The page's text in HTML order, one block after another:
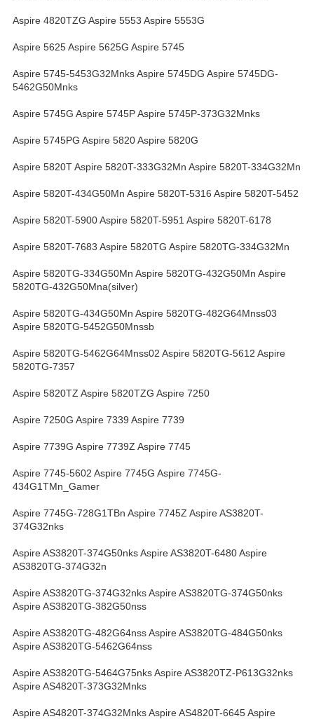
Aspire 4820TZG Aspire 5553 Aspire 5553G
Aspire 5625 Aspire 5625G Aspire 5745
Aspire 5745-5453G32Mnks Aspire 5745DG Aspire 5745DG-
5462G50Mnks
Aspire 5745G Aspire 5745P Aspire 5745P-373G32Mnks
Aspire 5745PG Aspire 5820 Aspire 5820G
Aspire 5820T Aspire 5820T-333G32Mn Aspire 5820T-334G32Mn
Aspire 5820T-434G50Mn Aspire 5820T-5316 Aspire 5820T-5452
Aspire 5820T-5900 Aspire 5820T-5951 Aspire 5820T-6178
Aspire 5820T-7683 Aspire 5820TG Aspire 5820TG-334G32Mn
Aspire 5820TG-334G50Mn Aspire 5820TG-432G50Mn Aspire
5820TG-432G50Mna(silver)
Aspire 5820TG-434G50Mn Aspire 5820TG-482G64Mnss03
Aspire 5820TG-5452G50Mnssb
Aspire 5820TG-5462G64Mnss02 Aspire 5820TG-5612 Aspire
5820TG-7357
Aspire 5820TZ Aspire 5820TZG Aspire 7250
Aspire 7250G Aspire 7339 Aspire 7739
Aspire 7739G Aspire 7739Z Aspire 7745
Aspire 7745-5602 Aspire 7745G Aspire 7745G-
434G1TMn_Gamer
Aspire 7745G-728G1TBn Aspire 7745Z Aspire AS3820T-
374G32nks
Aspire AS3820T-374G50nks Aspire AS3820T-6480 Aspire
AS3820TG-374G32n
Aspire AS3820TG-374G32nks Aspire AS3820TG-374G50nks
Aspire AS3820TG-382G50nss
Aspire AS3820TG-482G64nss Aspire AS3820TG-484G50nks
Aspire AS3820TG-5462G64nss
Aspire AS3820TG-5464G75nks Aspire AS3820TZ-P613G32nks
Aspire AS4820T-373G32Mnks
Aspire AS4820T-374G32Mnks Aspire AS4820T-6645 Aspire